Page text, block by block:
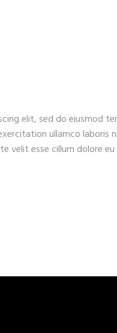
elit, sed do eiusmod
ullamco laboris
velit esse cillum dolore